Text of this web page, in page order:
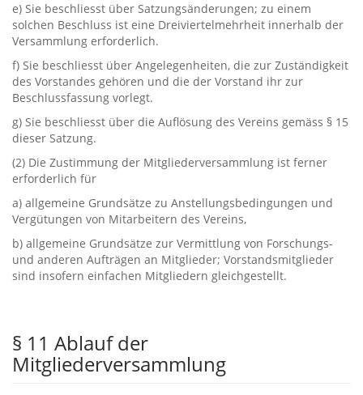
e‭) ‬Sie beschliesst‭ ‬über Satzungsänderungen‭; ‬zu einem
solchen Beschluss ist eine Dreiviertelmehrheit innerhalb der
Versammlung erforderlich.‭
f‭) ‬Sie beschliesst über Angelegenheiten,‭ ‬die zur Zuständigkeit
des Vorstandes gehören und die der Vorstand ihr zur
Beschlussfassung vorlegt.
g‭) ‬Sie beschliesst über die Auflösung des Vereins gemäss‭ § ‬15‭
‬dieser Satzung.
‭(‬2‭) ‬Die Zustimmung der Mitgliederversammlung ist ferner
erforderlich für‭
a‭) ‬allgemeine Grundsätze zu Anstellungsbedingungen und
Vergütungen von Mitarbeitern des Vereins,
b‭) ‬allgemeine Grundsätze zur Vermittlung von Forschungs-‭
‬und anderen Aufträgen an Mitglieder‭; ‬Vorstandsmitglieder
sind insofern einfachen Mitgliedern gleichgestellt.
§ ‬11‭ ‬Ablauf der
Mitgliederversammlung